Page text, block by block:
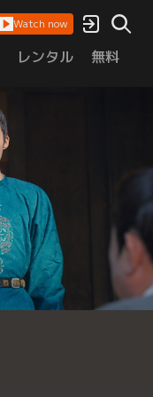
Watch now
レンタル 無料